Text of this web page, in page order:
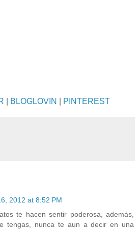
BLOGLOVIN PINTEREST
2012 at 8:52 PM
te hacen sentir poderosa, además,
tengas, nunca te aun a decir en una